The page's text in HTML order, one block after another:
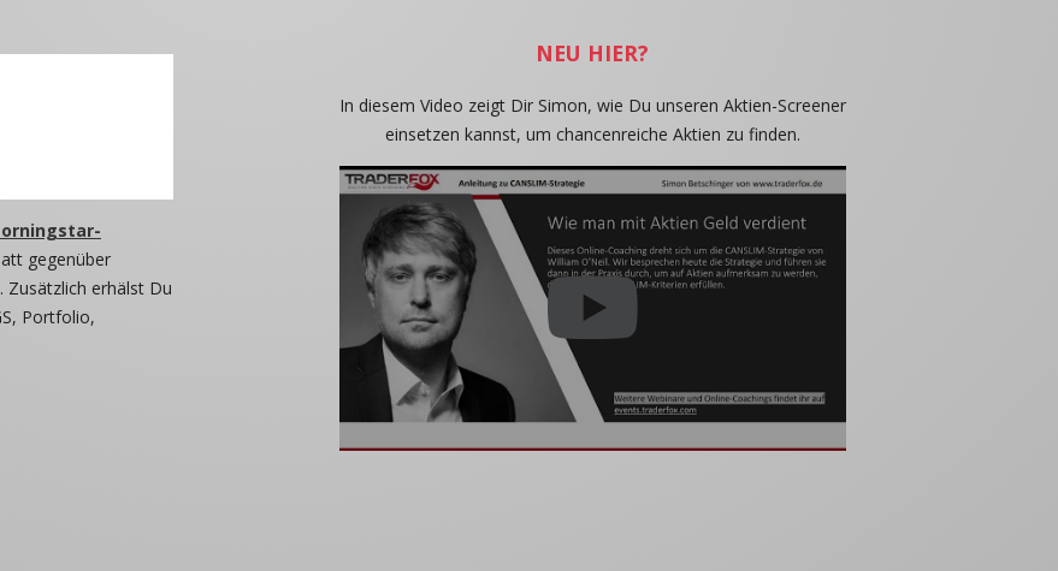
gegenüber
Zusätzlich erhälst Du
Portfolio,
NEU HIER?
In diesem Video zeigt Dir Simon, wie Du unseren Aktien-Screener
einsetzen kannst, um chancenreiche Aktien zu finden.